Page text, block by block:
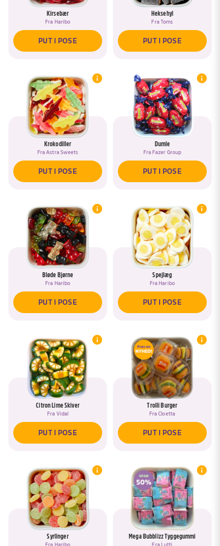
Kirsebær
Fra Haribo
PUT I POSE
Heksehyl
Fra Toms
PUT I POSE
Krokodiller
FraAstra Sweets
PUT I POSE
Dumle
Fra Fazer Group
PUT I POSE
Bløde Bjørne
Fra Haribo
PUT I POSE
Spejlæg
Fra Haribo
PUT I POSE
Citron Lime Skiver
Fra Vidal
PUT I POSE
Trolli Burger
FraCloetta
PUT I POSE
Syrlinger
Fra Haribo
Mega Bubblizz Tyggegummi
Fra Lutti